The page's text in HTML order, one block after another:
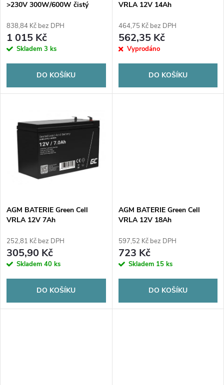
r
o
u
p
r
o
d
>230V 300W/600W čistý
838,84 Kč bez DPH
1 015 Kč
Skladem 3 ks
DO KOŠÍKU
VRLA 12V 14Ah
464,75 Kč bez DPH
562,35 Kč
Vyprodáno
DO KOŠÍKU
AGM BATERIE Green Cell
VRLA 12V 7Ah
252,81 Kč bez DPH
305,90 Kč
Skladem 40 ks
DO KOŠÍKU
AGM BATERIE Green Cell
VRLA 12V 18Ah
597,52 Kč bez DPH
723 Kč
Skladem 15 ks
DO KOŠÍKU